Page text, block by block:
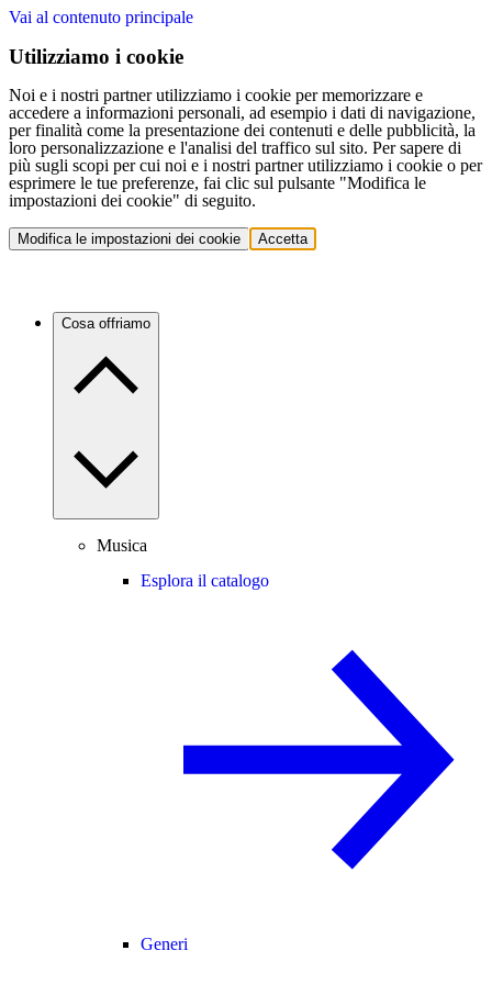
Vai al contenuto principale
Utilizziamo i cookie
Noi e i nostri partner utilizziamo i cookie per memorizzare e
accedere a informazioni personali, ad esempio i dati di navigazione,
per finalità come la presentazione dei contenuti e delle pubblicità, la
loro personalizzazione e l'analisi del traffico sul sito. Per sapere di
più sugli scopi per cui noi e i nostri partner utilizziamo i cookie o per
esprimere le tue preferenze, fai clic sul pulsante "Modifica le
impostazioni dei cookie" di seguito.
Modifica le impostazioni dei cookie Accetta
Cosa offriamo
Musica
Esplora il catalogo
Generi